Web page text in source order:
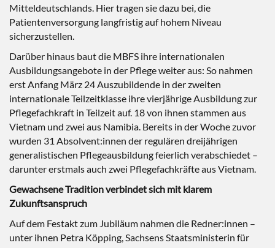
Mitteldeutschlands. Hier tragen sie dazu bei, die
Patientenversorgung langfristig auf hohem Niveau
sicherzustellen.
Darüber hinaus baut die MBFS ihre internationalen
Ausbildungsangebote in der Pflege weiter aus: So nahmen
erst Anfang März 24 Auszubildende in der zweiten
internationale Teilzeitklasse ihre vierjährige Ausbildung zur
Pflegefachkraft in Teilzeit auf. 18 von ihnen stammen aus
Vietnam und zwei aus Namibia. Bereits in der Woche zuvor
wurden 31 Absolvent:innen der regulären dreijährigen
generalistischen Pflegeausbildung feierlich verabschiedet –
darunter erstmals auch zwei Pflegefachkräfte aus Vietnam.
Gewachsene Tradition verbindet sich mit klarem
Zukunftsanspruch
Auf dem Festakt zum Jubiläum nahmen die Redner:innen –
unter ihnen Petra Köpping, Sachsens Staatsministerin für